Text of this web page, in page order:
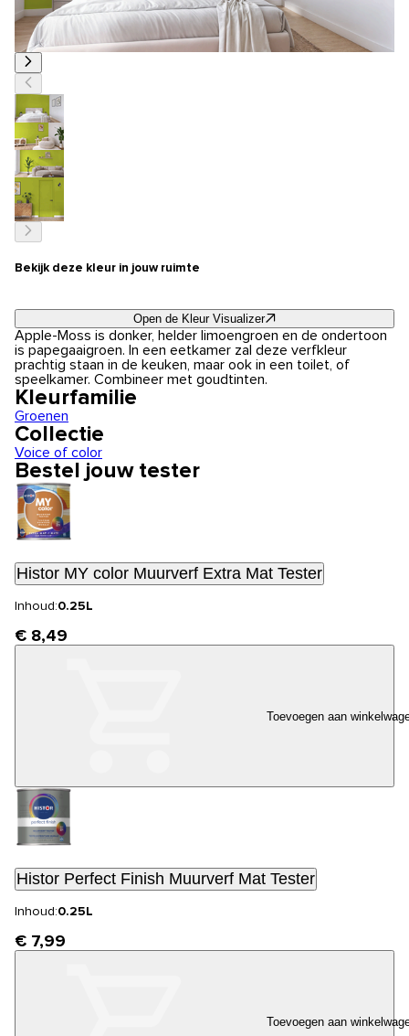
Bekijk deze kleur in jouw ruimte
Open de Kleur Visualizer
Apple-Moss is donker, helder limoengroen en de ondertoon
is papegaaigroen. In een eetkamer zal deze verfkleur
prachtig staan in de keuken, maar ook in een toilet, of
speelkamer. Combineer met goudtinten.
Kleurfamilie
Groenen
Collectie
Voice of color
Bestel jouw tester
Histor MY color Muurverf Extra Mat Tester
Inhoud:0.25L
€ 8,49
Toevoegen aan
Histor Perfect Finish Muurverf Mat Tester
Inhoud:0.25L
€ 7,99
Toevoegen aan